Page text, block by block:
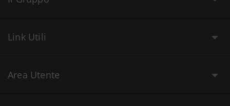
Link Utili
Area Utente